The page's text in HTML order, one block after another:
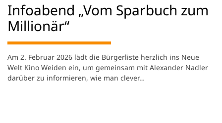
Infoabend „Vom Sparbuch zum
Millionär“
Am 2. Februar 2026 lädt die Bürgerliste herzlich ins Neue
Welt Kino Weiden ein, um gemeinsam mit Alexander Nadler
darüber zu informieren, wie man clever…